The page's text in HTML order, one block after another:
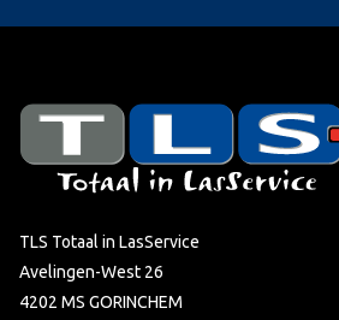
TLS Totaal in LasService
Avelingen-West 26
4202 MS GORINCHEM